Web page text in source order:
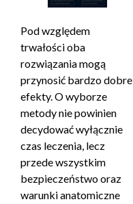
Pod względem
trwałości oba
rozwiązania mogą
przynosić bardzo dobre
efekty. O wyborze
metody nie powinien
decydować wyłącznie
czas leczenia, lecz
przede wszystkim
bezpieczeństwo oraz
warunki anatomiczne